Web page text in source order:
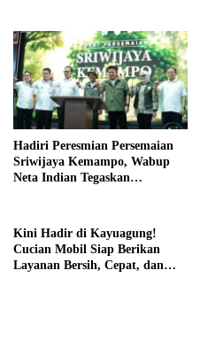
Hadiri Peresmian Persemaian
Sriwijaya Kemampo, Wabup
Neta Indian Tegaskan
Kini Hadir di Kayuagung!
Cucian Mobil Siap Berikan
Layanan Bersih, Cepat, dan